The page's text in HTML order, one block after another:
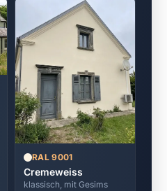
RAL 9001
Cremeweiss
klassisch, mit Gesims